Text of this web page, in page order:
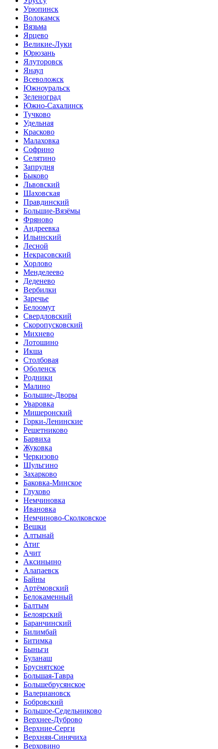
Урюпинск
Волокамск
Вязьма
Ярцево
Великие-Луки
Юрюзань
Ялуторовск
Янаул
Всеволожск
Южноуральск
Зеленоград
Южно-Сахалинск
Тучково
Удельная
Красково
Малаховка
Софрино
Селятино
Запрудня
Быково
Львовский
Шаховская
Правдинский
Большие-Вязёмы
Фряново
Андреевка
Ильинский
Лесной
Некрасовский
Хорлово
Менделеево
Деденево
Вербилки
Заречье
Белоомут
Свердловский
Скоропусковский
Михнево
Лотошино
Икша
Столбовая
Оболенск
Родники
Малино
Большие-Дворы
Уваровка
Мишеронский
Горки-Ленинские
Решетниково
Барвиха
Жуковка
Черкизово
Шульгино
Захарково
Баковка-Минское
Глухово
Немчиновка
Ивановка
Немчиново-Сколковское
Вешки
Алтынай
Атиг
Ачит
Аксиньино
Алапаевск
Байны
Артёмовский
Белокаменный
Балтым
Белоярский
Баранчинский
Билимбай
Битимка
Быньги
Буланаш
Бруснятское
Большая-Тавра
Большебрусянское
Валериановск
Бобровский
Большое-Седельниково
Верхнее-Дуброво
Верхние-Серги
Верхняя-Синячиха
Верховино